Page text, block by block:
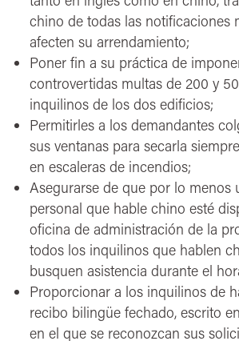
chino de todas las notificaciones
afecten su arrendamiento;
Poner fin a su práctica de
controvertidas multas de 200 y
inquilinos de los dos edificios;
Permitirles a los demandantes
sus ventanas para secarla
en escaleras de incendios;
Asegurarse de que por lo menos
personal que hable chino esté
oficina de administración de la
todos los inquilinos que hablen
busquen asistencia durante el
Proporcionar a los inquilinos de
recibo bilingüe fechado, escrito
en el que se reconozcan sus